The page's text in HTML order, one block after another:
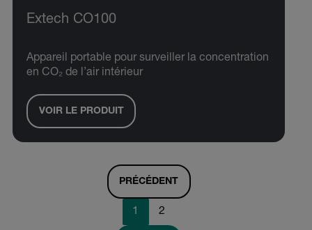
Extech CO100
Appareil portable pour surveiller la concentration
en CO₂ de l’air intérieur
VOIR LE PRODUIT
PRÉCÉDENT
1 2